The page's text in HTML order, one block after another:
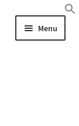
Menu